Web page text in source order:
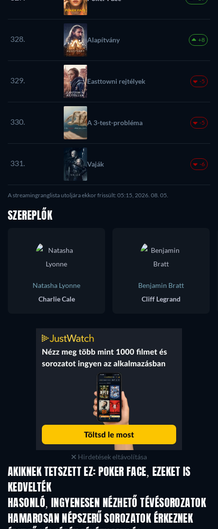
328. Alapítvány +8
329. Easttowni rejtélyek -5
330. A 3-test-probléma -5
331. Vaják -6
A streamingranglista utoljára ekkor frissült: 05:15, 2026. 08. 05.
SZEREPLŐK
Natasha Lyonne
Charlie Cale
Benjamin Bratt
Cliff Legrand
Hirdetések eltávolítása
AKIKNEK TETSZETT EZ: POKER FACE, EZEKET IS
KEDVELTÉK
HASONLÓ, INGYENESEN NÉZHETŐ TÉVÉSOROZATOK
TV TV
HAMAROSAN NÉPSZERŰ SOROZATOK ÉRKEZNEK
TV TV